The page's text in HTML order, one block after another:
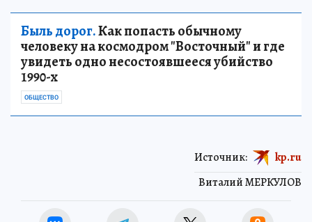
Быль дорог.Как попасть обычному
человеку на космодром "Восточный" и где
увидеть одно несостоявшееся убийство
1990-х
ОБЩЕСТВО
Виталий МЕРКУЛОВ
Источник: kp.ru